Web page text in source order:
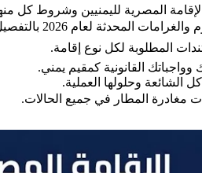
المصرية لليمنيين وشروط كل
المحدثة لعام 2026 بالتفصيل.
المطلوبة لكل نوع إقامة.
القانونية كمقيم يمني.
الشائعة وحلولها العملية.
مغادرة المطار في جميع الحالات.